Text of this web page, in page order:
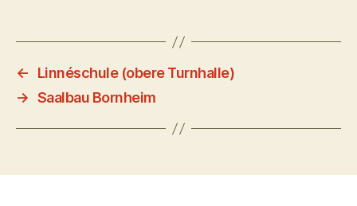
←
Linnéschule (obere Turnhalle)
→ Saalbau Bornheim